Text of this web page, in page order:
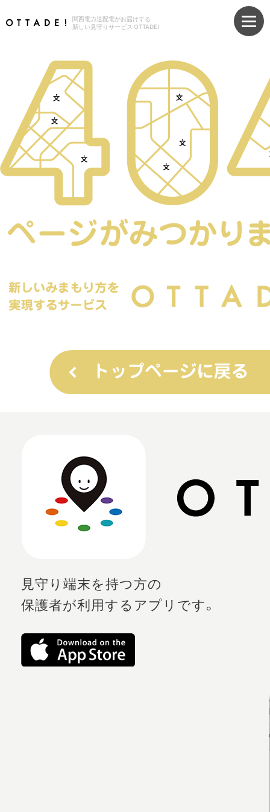
関西電力送配電がお届けする
新しい見守りサービス OTTADE!
見守り端末を持つ方の
保護者が利用するアプリです。